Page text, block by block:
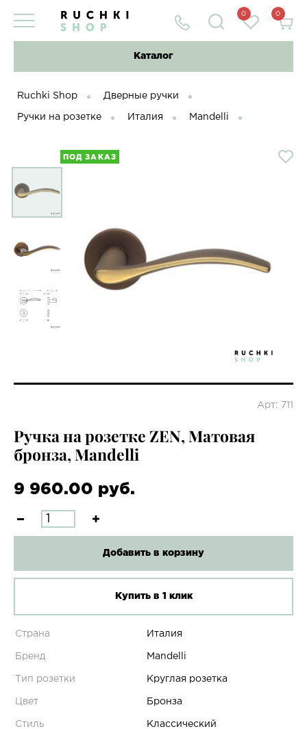
0 0
Каталог
Ruchki Shop Дверные ручки
Ручки на розетке Италия Mandelli
ПОД ЗАКАЗ
Арт: 711
Ручка на розетке ZEN, Матовая
бронза, Mandelli
9 960.00 руб.
Добавить в корзину
Купить в 1 клик
Страна Италия
Бренд Mandelli
Тип розетки Круглая розетка
Цвет Бронза
Стиль Классический